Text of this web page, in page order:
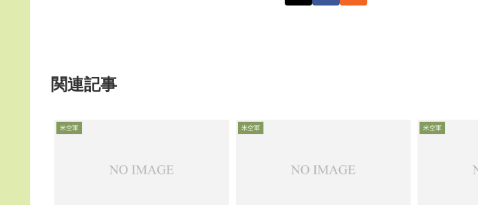
関連記事
米空軍 米空軍 米空軍